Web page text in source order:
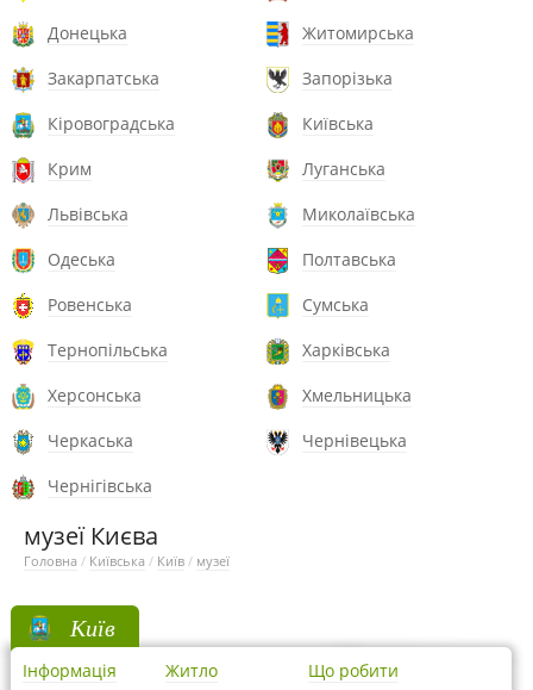
Донецька
Житомирська
Закарпатська
Запорізька
Кіровоградська
Київська
Крим
Луганська
Львівська
Миколаївська
Одеська
Полтавська
Ровенська
Сумська
Тернопільська
Харківська
Херсонська
Хмельницька
Черкаська
Чернівецька
Чернігівська
музеї Києва
Головна / Київська / Київ / музеї
Київ
Інформація Житло Що робити